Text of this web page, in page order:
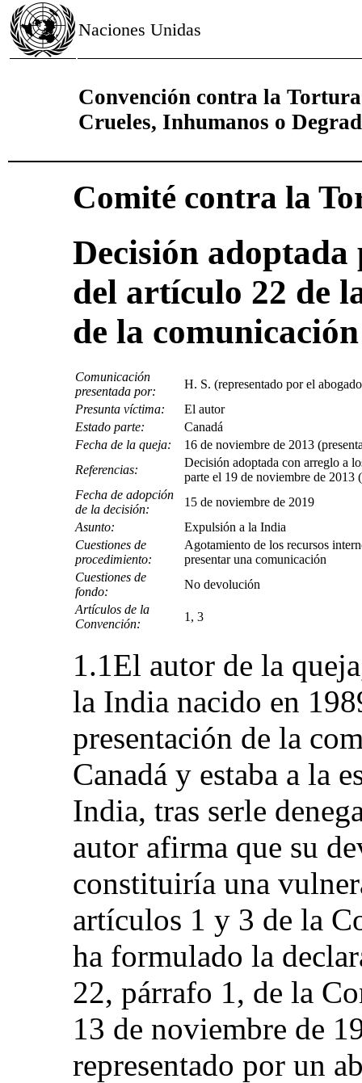
Naciones Unidas
Convención contra la
Crueles, Inhumanos o
Comité contra la
Decisión
del artículo 22 de
de la
Comunicación
presentada por:
H. S. (representado por el
Presunta víctima:
El autor
Estado parte:
Canadá
Fecha de la queja:
16 de noviembre de 2013
Referencias:
Decisión adoptada con arreglo a
parte el 19 de noviembre de 2013
Fecha de adopción
de la decisión:
15 de noviembre de 2019
Asunto:
Expulsión a la India
Cuestiones de
procedimiento:
Agotamiento de los recursos
presentar una comunicación
Cuestiones de
fondo:
No devolución
Artículos de la
Convención:
1, 3
1.1El autor de la
la India nacido en
presentación de la
Canadá y estaba a la
India, tras serle
autor afirma que su
constituiría una
artículos 1 y 3 de la
ha formulado la
22, párrafo 1, de la
13 de noviembre de
representado por un